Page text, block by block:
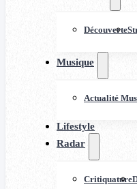
Découverte
Musique
Actualité
Lifestyle
Radar
Critiquature